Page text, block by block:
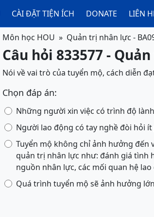
CÀI ĐẶT TIỆN ÍCH DONATE LIÊN
Môn học HOU Quản trị nhân lực -
Câu hỏi 833577 -
Nói về vai trò của tuyển mộ, cách diễn
Chọn đáp án:
Những người xin việc có trình độ
Người lao động có tay nghề đòi hỏi
Tuyển mộ không chỉ ảnh hưởng đến
quản trị nhân lực như: đánh giá tình
nguồn nhân lực, các mối quan hệ lao
Quá trình tuyển mộ sẽ ảnh hưởng